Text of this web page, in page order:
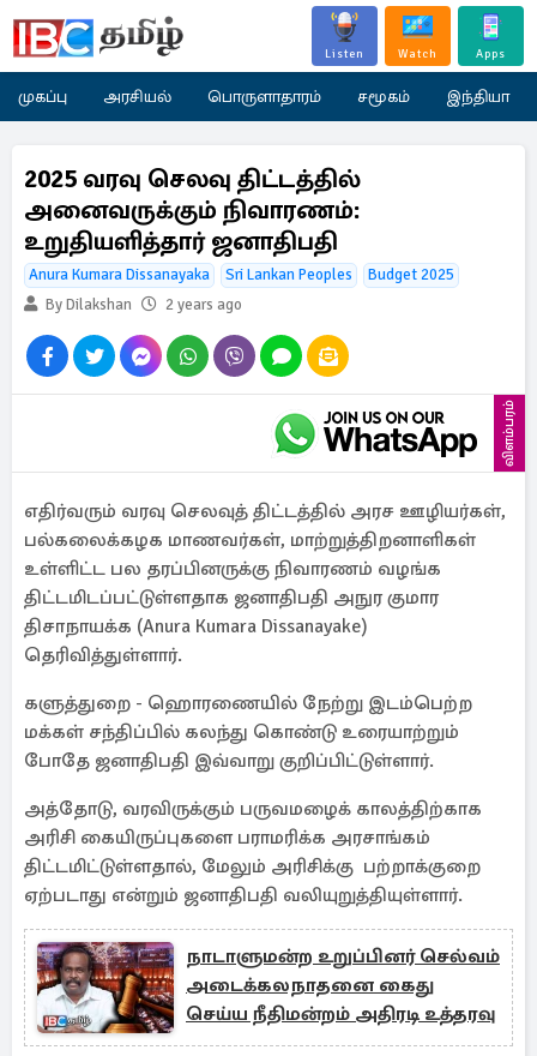
Listen Watch Apps
முகப்பு அரசியல் பொருளாதாரம் சமூகம் இந்தியா
2025 வரவு செலவு திட்டத்தில்
அனைவருக்கும் நிவாரணம்:
உறுதியளித்தார் ஜனாதிபதி
Anura Kumara Dissanayaka Sri Lankan Peoples
Budget 2025
By Dilakshan
2 years ago
விளம்பரம்
எதிர்வரும் வரவு செலவுத் திட்டத்தில் அரச ஊழியர்கள்,
பல்கலைக்கழக மாணவர்கள், மாற்றுத்திறனாளிகள்
உள்ளிட்ட பல தரப்பினருக்கு நிவாரணம் வழங்க
திட்டமிடப்பட்டுள்ளதாக ஜனாதிபதி அநுர குமார
திசாநாயக்க (Anura Kumara Dissanayake)
தெரிவித்துள்ளார்.
களுத்துறை - ஹொரணையில் நேற்று இடம்பெற்ற
மக்கள் சந்திப்பில் கலந்து கொண்டு உரையாற்றும்
போதே ஜனாதிபதி இவ்வாறு குறிப்பிட்டுள்ளார்.
அத்தோடு, வரவிருக்கும் பருவமழைக் காலத்திற்காக
அரிசி கையிருப்புகளை பராமரிக்க அரசாங்கம்
திட்டமிட்டுள்ளதால், மேலும் அரிசிக்கு பற்றாக்குறை
ஏற்படாது என்றும் ஜனாதிபதி வலியுறுத்தியுள்ளார்.
நாடாளுமன்ற உறுப்பினர் செல்வம்
அடைக்கலநாதனை கைது
செய்ய நீதிமன்றம் அதிரடி உத்தரவு